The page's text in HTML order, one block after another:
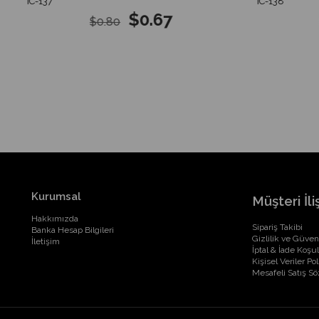
$0.67
$0.80
Kurumsal
Hakkımızda
Banka Hesap Bilgileri
İletişim
Müşteri
Sipariş Takibi
Gizlilik ve
İptal & İade
Kişisel Veriler
Mesafeli Satış